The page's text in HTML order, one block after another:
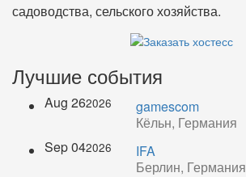
садоводства, сельского хозяйства.
Лучшие события
Aug 262026
gamescom
Кёльн, Германия
Sep 042026
IFA
Берлин, Германия